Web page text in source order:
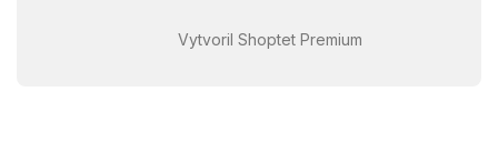
Vytvoril Shoptet Premium